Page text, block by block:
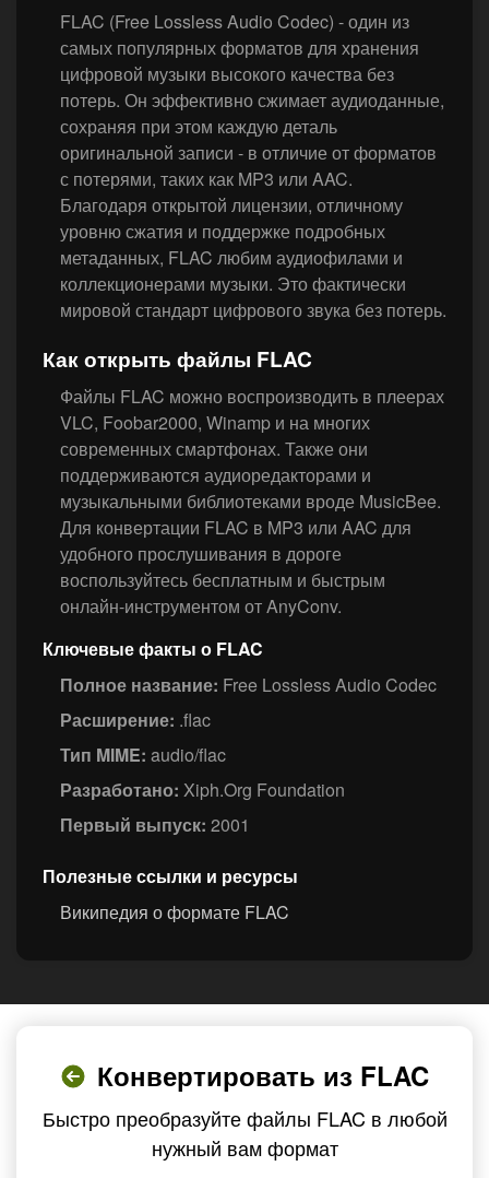
FLAC (Free Lossless Audio Codec) - один из
самых популярных форматов для хранения
цифровой музыки высокого качества без
потерь. Он эффективно сжимает аудиоданные,
сохраняя при этом каждую деталь
оригинальной записи - в отличие от форматов
с потерями, таких как MP3 или AAC.
Благодаря открытой лицензии, отличному
уровню сжатия и поддержке подробных
метаданных, FLAC любим аудиофилами и
коллекционерами музыки. Это фактически
мировой стандарт цифрового звука без потерь.
Как открыть файлы FLAC
Файлы FLAC можно воспроизводить в плеерах
VLC, Foobar2000, Winamp и на многих
современных смартфонах. Также они
поддерживаются аудиоредакторами и
музыкальными библиотеками вроде MusicBee.
Для конвертации FLAC в MP3 или AAC для
удобного прослушивания в дороге
воспользуйтесь бесплатным и быстрым
онлайн-инструментом от AnyConv.
Ключевые факты о FLAC
Полное название: Free Lossless Audio Codec
Расширение: .flac
Тип MIME: audio/flac
Разработано: Xiph.Org Foundation
Первый выпуск: 2001
Полезные ссылки и ресурсы
Википедия о формате FLAC
Конвертировать из FLAC
Быстро преобразуйте файлы FLAC в любой
нужный вам формат